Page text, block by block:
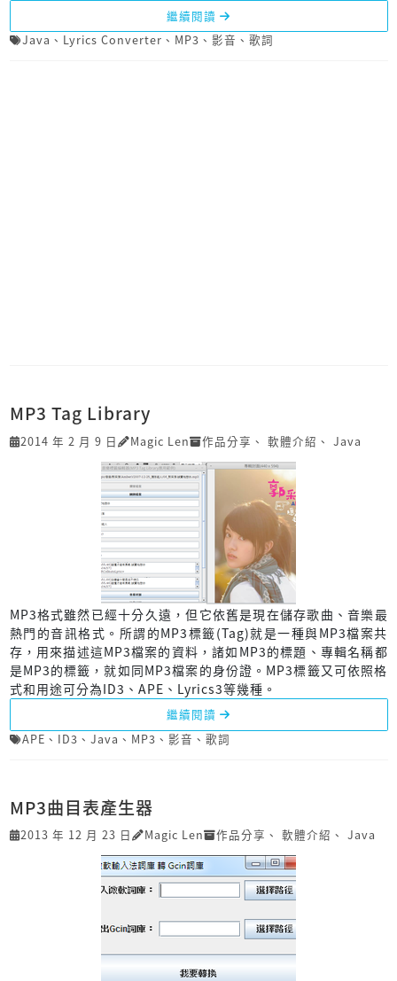
繼續閱讀
Java 、 Lyrics Converter 、 MP3 、 影音 、 歌詞
MP3 Tag Library
2014 年 2 月 9 日 Magic Len 作品分享 、 軟體介紹 、 Java
MP3格式雖然已經十分久遠，但它依舊是現在儲存歌曲、音樂最
熱門的音訊格式。所謂的MP3標籤(Tag)就是一種與MP3檔案共
存，用來描述這MP3檔案的資料，諸如MP3的標題、專輯名稱都
是MP3的標籤，就如同MP3檔案的身份證。MP3標籤又可依照格
式和用途可分為ID3、APE、Lyrics3等幾種。
繼續閱讀
APE 、 ID3 、 Java 、 MP3 、 影音 、 歌詞
MP3曲目表產生器
2013 年 12 月 23 日 Magic Len 作品分享 、 軟體介紹 、 Java